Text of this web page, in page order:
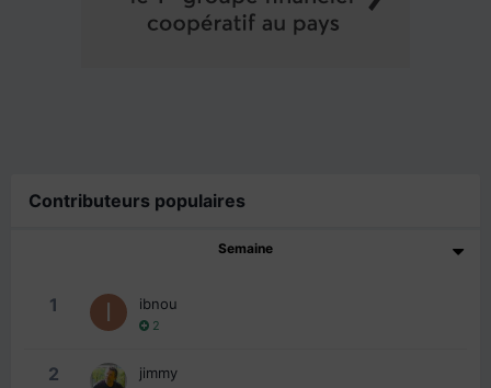
Contributeurs populaires
Semaine
1 ibnou
2
2 jimmy